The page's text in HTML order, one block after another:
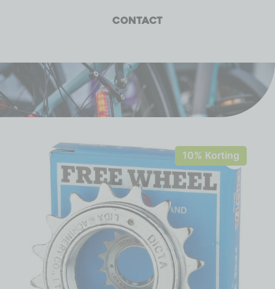
Contact
10% Korting